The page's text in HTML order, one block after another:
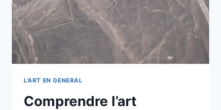
L'ART EN GENERAL
Comprendre l’art